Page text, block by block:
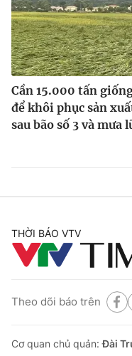
Cần 15.000 tấn
để khôi phục sản
sau bão số 3 và mưa
THỜI BÁO VTV
Theo dõi báo trên
Cơ quan chủ quản:Đài